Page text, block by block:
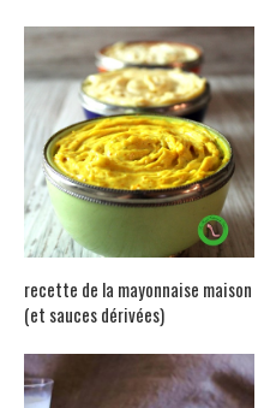
recette de la mayonnaise maison
(et sauces dérivées)